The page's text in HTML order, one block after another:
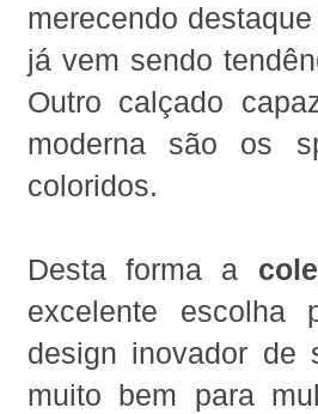
merecendo
já vem sendo
Outro calçado
moderna são os
coloridos.
Desta forma a
excelente escolha
design inovador de
muito bem para